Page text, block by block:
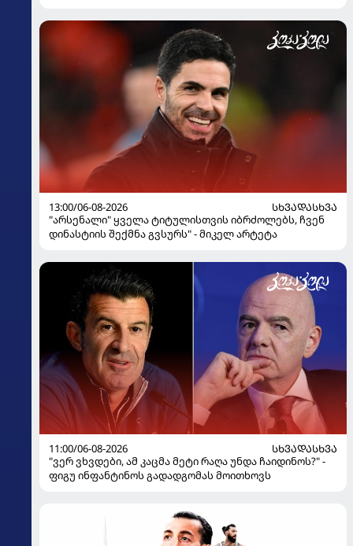
13:00/06-08-2026
ᲡᲮᲕᲐᲓᲐᲡᲮᲕᲐ
"არსენალი" ყველა ტიტულისთვის იბრძოლებს, ჩვენ
დინასტიის შექმნა გვსურს" - მიკელ არტეტა
11:00/06-08-2026
ᲡᲮᲕᲐᲓᲐᲡᲮᲕᲐ
"ვერ ვხვდები, ამ კაცმა მეტი რაღა უნდა ჩაიდინოს?" -
ფიგუ ინფანტინოს გადადგომას მოითხოვს